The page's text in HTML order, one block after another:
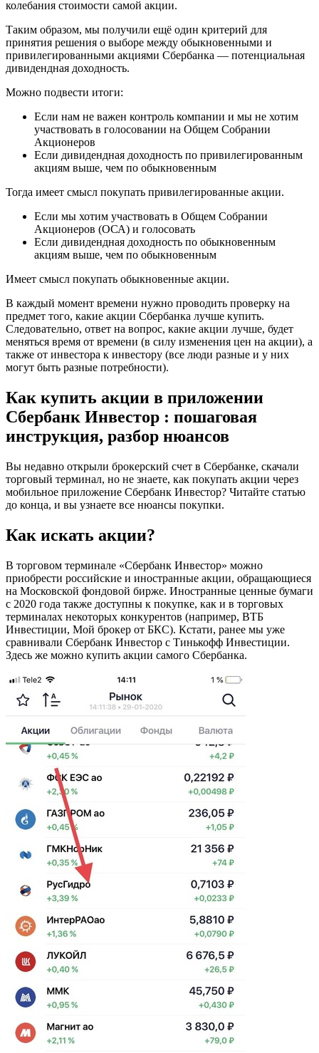
колебания стоимости самой акции.
Таким образом, мы получили ещё один критерий для
принятия решения о выборе между обыкновенными и
привилегированными акциями Сбербанка — потенциальная
дивидендная доходность.
Можно подвести итоги:
Если нам не важен контроль компании и мы не хотим
участвовать в голосовании на Общем Собрании
Акционеров
Если дивидендная доходность по привилегированным
акциям выше, чем по обыкновенным
Тогда имеет смысл покупать привилегированные акции.
Если мы хотим участвовать в Общем Собрании
Акционеров (ОСА) и голосовать
Если дивидендная доходность по обыкновенным
акциям выше, чем по обыкновенным
Имеет смысл покупать обыкновенные акции.
В каждый момент времени нужно проводить проверку на
предмет того, какие акции Сбербанка лучше купить.
Следовательно, ответ на вопрос, какие акции лучше, будет
меняться время от времени (в силу изменения цен на акции), а
также от инвестора к инвестору (все люди разные и у них
могут быть разные потребности).
Как купить акции в приложении
Сбербанк Инвестор : пошаговая
инструкция, разбор нюансов
Вы недавно открыли брокерский счет в Сбербанке, скачали
торговый терминал, но не знаете, как покупать акции через
мобильное приложение Сбербанк Инвестор? Читайте статью
до конца, и вы узнаете все нюансы покупки.
Как искать акции?
В торговом терминале «Сбербанк Инвестор» можно
приобрести российские и иностранные акции, обращающиеся
на Московской фондовой бирже. Иностранные ценные бумаги
с 2020 года также доступны к покупке, как и в торговых
терминалах некоторых конкурентов (например, ВТБ
Инвестиции, Мой брокер от БКС). Кстати, ранее мы уже
сравнивали Сбербанк Инвестор с Тинькофф Инвестиции.
Здесь же можно купить акции самого Сбербанка.